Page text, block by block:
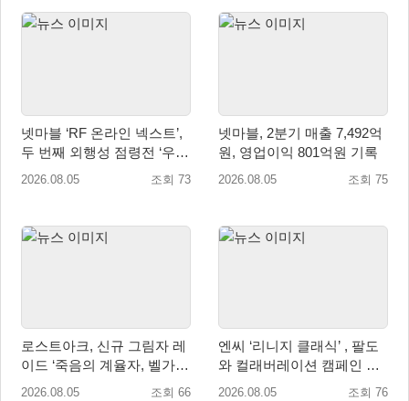
넷마블 ‘RF 온라인 넥스트’,
두 번째 외행성 점령전 ‘우샤
스 워존’ 등 업데이트 실시
2026.08.05 조회 73
넷마블, 2분기 매출 7,492억
원, 영업이익 801억원 기록
2026.08.05 조회 75
로스트아크, 신규 그림자 레
이드 ‘죽음의 계율자, 벨가르
딘’ 업데이트
2026.08.05 조회 66
엔씨 ‘리니지 클래식’ , 팔도
와 컬래버레이션 캠페인 진
행
2026.08.05 조회 76